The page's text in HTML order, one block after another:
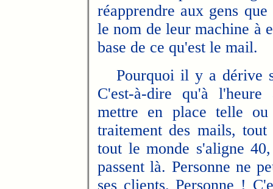
réapprendre aux gens
le nom de leur machine à
base de ce qu'est le mail.
Pourquoi il y a dérive
C'est-à-dire qu'à
mettre en place telle
traitement des mails,
tout le monde s'aligne
passent là. Personne ne
ses clients. Personne !